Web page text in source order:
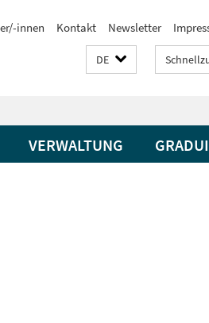
innen Kontakt Newsletter
DE
VERWALTUNG